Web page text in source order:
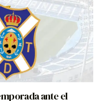
ante el